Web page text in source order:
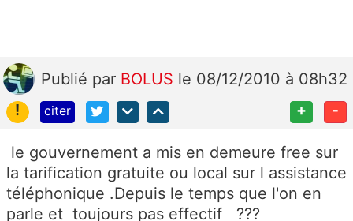
Publié par BOLUS le 08/12/2010 à 08h32
!
citer + -
le gouvernement a mis en demeure free sur
la tarification gratuite ou local sur l assistance
téléphonique .Depuis le temps que l'on en
parle et toujours pas effectif ???